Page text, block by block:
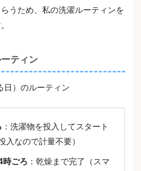
うため、私の洗濯ルーティンを
ティン
日）のルーティン
：洗濯物を投入してスタート
入なので計量不要）
時ごろ ：乾燥まで完了（スマ